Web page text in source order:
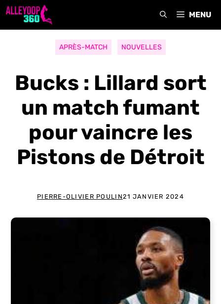
Aller
MENU
APRÈS-MATCH NOUVELLES
Bucks : Lillard sort
un match fumant
pour vaincre les
Pistons de Détroit
PIERRE-OLIVIER POULIN21 JANVIER 2024